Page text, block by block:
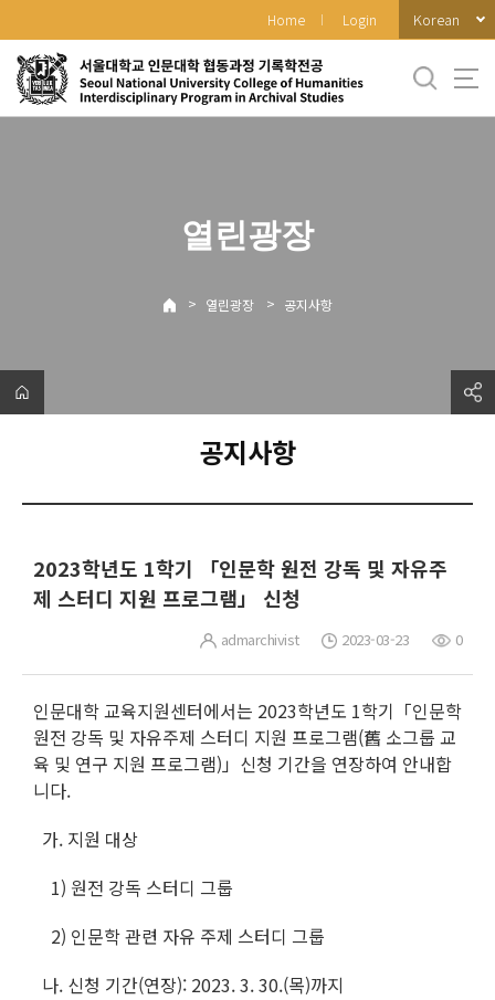
로
메
Home Login Korean
열린광장
> 열린광장 > 공지사항
공지사항
2023학년도 1학기 「인문학 원전 강독 및 자유주
제 스터디 지원 프로그램」 신청
admarchivist 2023-03-23 0
인문대학 교육지원센터에서는 2023학년도 1학기「인문학
원전 강독 및 자유주제 스터디 지원 프로그램(舊 소그룹 교
육 및 연구 지원 프로그램)」신청 기간을 연장하여 안내합
니다.
가. 지원 대상
1) 원전 강독 스터디 그룹
2) 인문학 관련 자유 주제 스터디 그룹
나. 신청 기간(연장): 2023. 3. 30.(목)까지